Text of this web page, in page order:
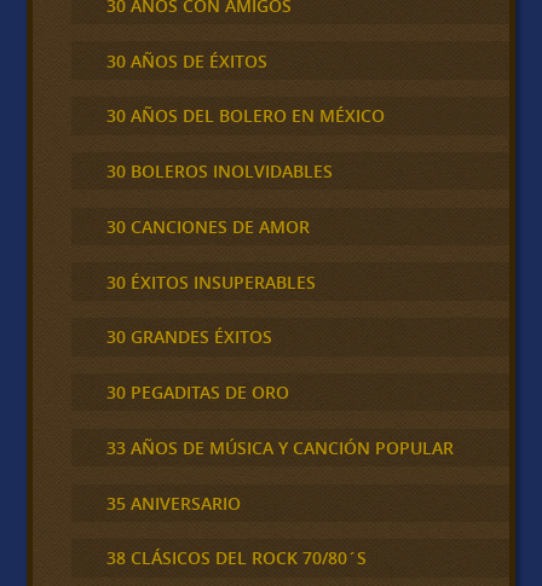
30 AÑOS CON AMIGOS
30 AÑOS DE ÉXITOS
30 AÑOS DEL BOLERO EN MÉXICO
30 BOLEROS INOLVIDABLES
30 CANCIONES DE AMOR
30 ÉXITOS INSUPERABLES
30 GRANDES ÉXITOS
30 PEGADITAS DE ORO
33 AÑOS DE MÚSICA Y CANCIÓN POPULAR
35 ANIVERSARIO
38 CLÁSICOS DEL ROCK 70/80´S